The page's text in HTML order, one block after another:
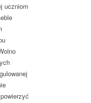
uczniom